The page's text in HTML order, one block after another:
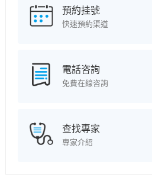
預約挂號
快速預約渠道
電話咨詢
免費在線咨詢
查找專家
專家介紹